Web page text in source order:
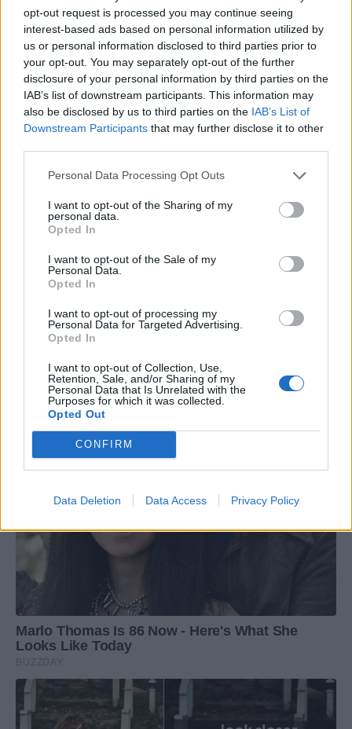
opt-out request is processed you may continue seeing
interest-based ads based on personal information utilized by
us or personal information disclosed to third parties prior to
your opt-out. You may separately opt-out of the further
disclosure of your personal information by third parties on the
IAB’s list of downstream participants. This information may
also be disclosed by us to third parties on the IAB’s List of
Downstream Participants that may further disclose it to other
Personal Data Processing Opt Outs
I want to opt-out of the Sharing of my
personal data.
Opted In
I want to opt-out of the Sale of my
Personal Data.
Opted In
I want to opt-out of processing my
Personal Data for Targeted Advertising.
Opted In
I want to opt-out of Collection, Use,
Retention, Sale, and/or Sharing of my
Personal Data that Is Unrelated with the
Purposes for which it was collected.
Opted Out
CONFIRM
Data Deletion Data Access Privacy Policy